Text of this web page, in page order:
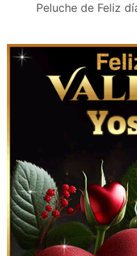
Peluche de Feliz